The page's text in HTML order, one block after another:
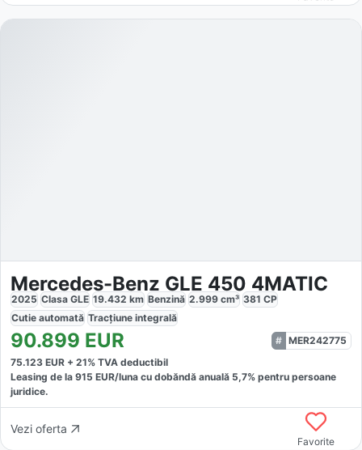
Mercedes-Benz GLE 450 4MATIC
2025 Clasa GLE 19.432 km Benzină 2.999 cm³ 381 CP
Cutie automată Tracțiune integrală
90.899 EUR
MER242775
75.123 EUR + 21% TVA deductibil
Leasing de la 915 EUR/luna cu dobăndă anuală 5,7% pentru persoane
juridice.
Vezi oferta
Favorite